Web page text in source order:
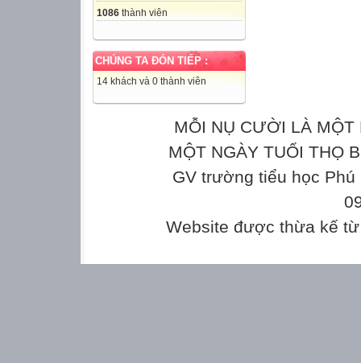
1086 thành viên
CHÚNG TA ĐÓN TIẾP :
14 khách và 0 thành viên
MỖI NỤ CƯỜI LÀ MỘT
MỘT NGÀY TUỔI THỌ
GV trường tiểu học
Website được thừa kế